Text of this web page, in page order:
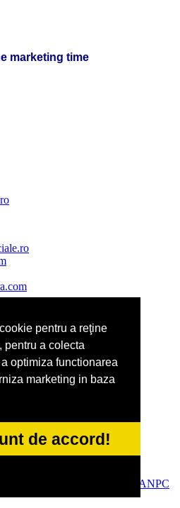
pentru a reţine
pentru a colecta
optimiza functionarea
marketing in baza
de accord!
marketing time
ANPC